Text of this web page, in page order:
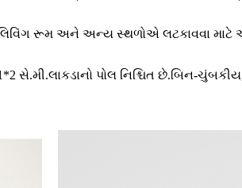
રૂમ અને અન્ય સ્થળોએ લટકાવવા
સે.મી.લાકડાનો પોલ નિશ્ચિત છે.બિન-